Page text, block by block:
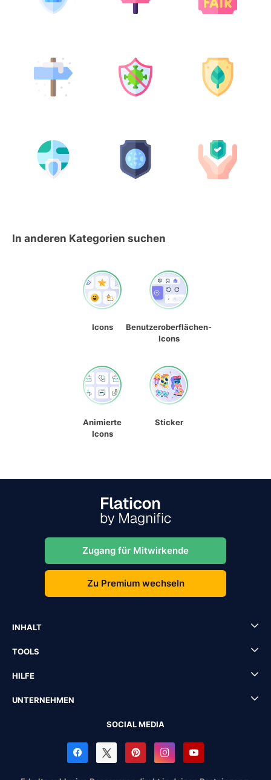
In anderen Kategorien suchen
Icons
Benutzeroberflächen-
Icons
Animierte
Icons
Sticker
Zugang für Mitwirkende
Zu Premium wechseln
INHALT
TOOLS
HILFE
UNTERNEHMEN
SOCIAL MEDIA